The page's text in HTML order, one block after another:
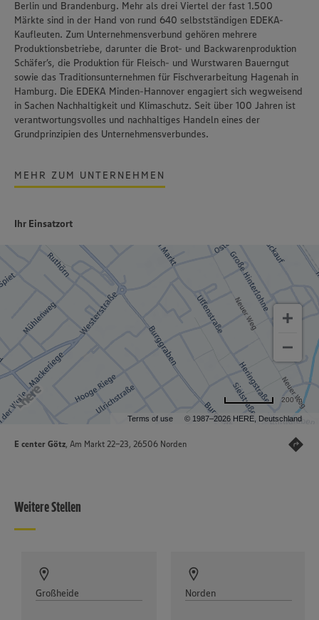
Berlin und Brandenburg. Mehr als drei Viertel der fast 1.500
Märkte sind in der Hand von rund 640 selbstständigen EDEKA-
Kaufleuten. Zum Unternehmensverbund gehören mehrere
Produktionsbetriebe, darunter die Brot- und Backwarenproduktion
Schäfer’s, die Produktion für Fleisch- und Wurstwaren Bauerngut
sowie das Traditionsunternehmen für Fischverarbeitung Hagenah in
Hamburg. Die EDEKA Minden-Hannover engagiert sich wegweisend
in Sachen Nachhaltigkeit und Klimaschutz. Seit über 100 Jahren ist
verantwortungsvolles und nachhaltiges Handeln eines der
Grundprinzipien des Unternehmensverbundes.
MEHR ZUM UNTERNEHMEN
Ihr Einsatzort
Terms of use © 1987–2026 HERE, Deutschland
200 m
E center Götz, Am Markt 22-23, 26506 Norden
Weitere Stellen
Großheide Norden